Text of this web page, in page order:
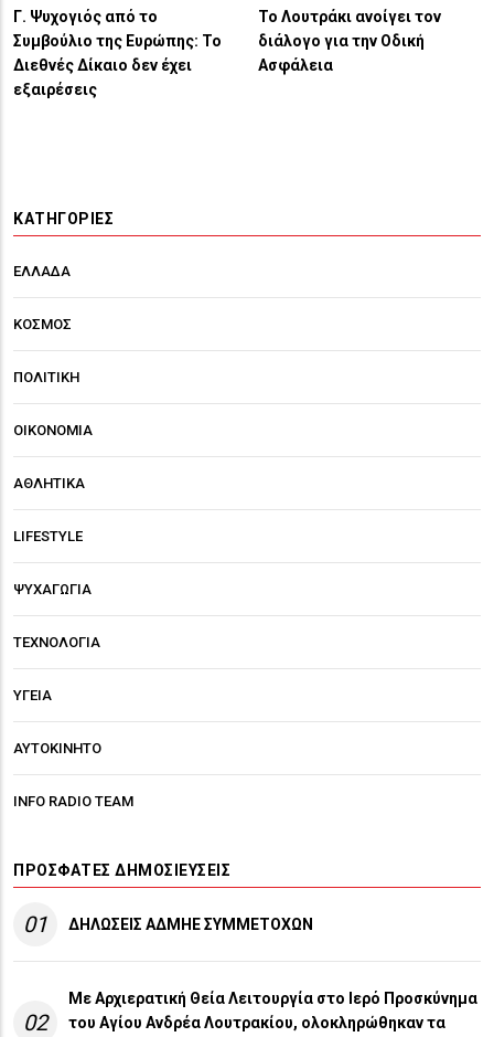
Γ. Ψυχογιός από το
Συμβούλιο της Ευρώπης: Το
Διεθνές Δίκαιο δεν έχει
εξαιρέσεις
Το Λουτράκι ανοίγει τον
διάλογο για την Οδική
Ασφάλεια
ΚΑΤΗΓΟΡΊΕΣ
ΕΛΛΑΔΑ
ΚΟΣΜΟΣ
ΠΟΛΙΤΙΚΗ
ΟΙΚΟΝΟΜΙΑ
ΑΘΛΗΤΙΚΑ
LIFESTYLE
ΨΥΧΑΓΩΓΙΑ
ΤΕΧΝΟΛΟΓΙΑ
ΥΓΕΙΑ
ΑΥΤΟΚΙΝΗΤΟ
INFO RADIO TEAM
ΠΡΌΣΦΑΤΕΣ ΔΗΜΟΣΙΕΎΣΕΙΣ
01 ΔΗΛΩΣΕΙΣ ΑΔΜΗΕ ΣΥΜΜΕΤΟΧΩΝ
02
Με Αρχιερατική Θεία Λειτουργία στο Ιερό Προσκύνημα
του Αγίου Ανδρέα Λουτρακίου, ολοκληρώθηκαν τα